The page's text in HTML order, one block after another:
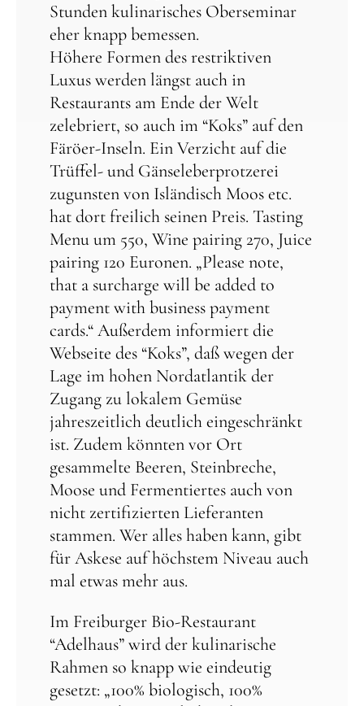
Stunden kulinarisches Oberseminar
eher knapp bemessen.
Höhere Formen des restriktiven
Luxus werden längst auch in
Restaurants am Ende der Welt
zelebriert, so auch im “Koks” auf den
Färöer-Inseln. Ein Verzicht auf die
Trüffel- und Gänseleberprotzerei
zugunsten von Isländisch Moos etc.
hat dort freilich seinen Preis. Tasting
Menu um 550, Wine pairing 270, Juice
pairing 120 Euronen. „Please note,
that a surcharge will be added to
payment with business payment
cards.“ Außerdem informiert die
Webseite des “Koks”, daß wegen der
Lage im hohen Nordatlantik der
Zugang zu lokalem Gemüse
jahreszeitlich deutlich eingeschränkt
ist. Zudem könnten vor Ort
gesammelte Beeren, Steinbreche,
Moose und Fermentiertes auch von
nicht zertifizierten Lieferanten
stammen. Wer alles haben kann, gibt
für Askese auf höchstem Niveau auch
mal etwas mehr aus.
Im Freiburger Bio-Restaurant
“Adelhaus” wird der kulinarische
Rahmen so knapp wie eindeutig
gesetzt: „100% biologisch, 100%